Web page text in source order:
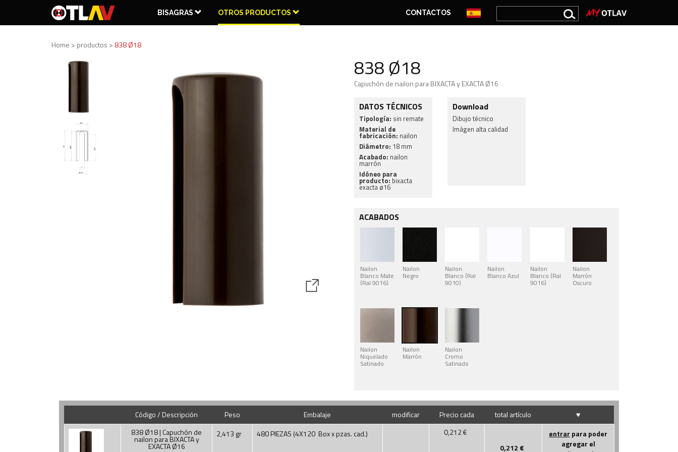
BISAGRAS
REGULABLES
OTROS PRODUCTOS
SALVADITA
CONTACTOS
Home > productos > 838 Ø18
838 Ø18
Capuchón de nailon para BIXACTA y EXACTA Ø16
DATOS TÉCNICOS
Tipología: sin remate
Material de
fabricación: nailon
Diámetro: 18 mm
Acabado: nailon
marrón
Idóneo para
producto: bixacta
exacta ø16
Download
Dibujo técnico
Imágen alta calidad
ACABADOS
Nailon
Blanco Mate
(Ral 9016)
Nailon
Negro
Nailon
Blanco (Ral
9010)
Nailon
Blanco Azul
Nailon
Blanco (Ral
9016)
Nailon
Marrón
Oscuro
Nailon
Niquelado
Satinado
Nailon
Marrón
Nailon
Cromo
Satinado
Código / Descripción Peso Embalaje modificar Precio cada total artículo
♥
838 Ø18 | Capuchón de
nailon para BIXACTA y
EXACTA Ø16
2,413 gr 480 PIEZAS (4X120 Box x pzas. cad.) 0,212€
0,212 €
entrar para poder
agregar el